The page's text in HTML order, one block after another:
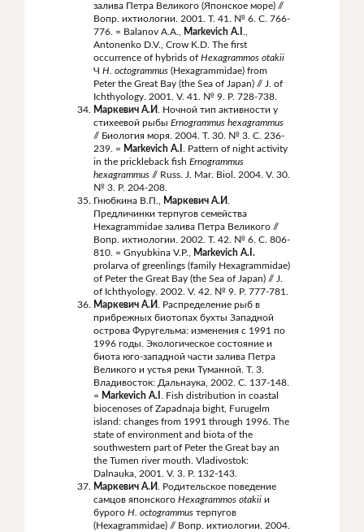
залива Петра Великого (Японское море) //
Вопр. ихтиологии. 2001. Т. 41. № 6. С. 766-
776. = Balanov A.A., Markevich A.I.,
Antonenko D.V., Crow K.D. The first
occurrence of hybrids ofHexagrammos otakii
ЧH. octogrammus (Hexagrammidae) from
Peter the Great Bay (the Sea of Japan) // J. of
Ichthyology. 2001. V. 41. № 9. Р. 728-738.
Маркевич А.И. Ночной тип активности у
стихеевой рыбыErnogrammus hexagrammus
// Биология моря. 2004. Т. 30. № 3. С. 236-
239. = Markevich A.I. Pattern of night activity
in the prickleback fishErnogrammus
hexagrammus // Russ. J. Mar. Biol. 2004. V. 30.
№ 3. P. 204-208.
Гнюбкина В.П., Маркевич А.И.
Предличинки терпугов семейства
Hexagrammidae залива Петра Великого //
Вопр. ихтиологии. 2002. Т. 42. № 6. С. 806-
810. = Gnyubkina V.P., Markevich A.I.
prolarva of greenlings (family Hexagrammidae)
of Peter the Great Bay (the Sea of Japan) // J.
of Ichthyology. 2002. V. 42. № 9. Р. 777-781.
Маркевич А.И. Распределение рыб в
прибрежных биотопах бухты Западной
острова Фуругельма: изменения с 1991 по
1996 годы. Экологическое состояние и
биота юго-западной части залива Петра
Великого и устья реки Туманной. Т. 3.
Владивосток: Дальнаука, 2002. С. 137-148.
= Markevich A.I. Fish distribution in coastal
biocenoses of Zapadnaja bight, Furugelm
island: changes from 1991 through 1996. The
state of environment and biota of the
southwestern part of Peter the Great bay an
the Tumen river mouth. Vladivostok:
Dalnauka, 2001. V. 3. P. 132-143.
Маркевич А.И. Родительское поведение
самцов японскогоHexagrammos otakii и
бурогоH.octogrammus терпугов
(Hexagrammidae) // Вопр. ихтиологии. 2004.